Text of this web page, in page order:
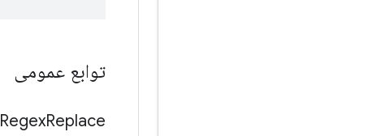
توابع عمومی
RegexReplace